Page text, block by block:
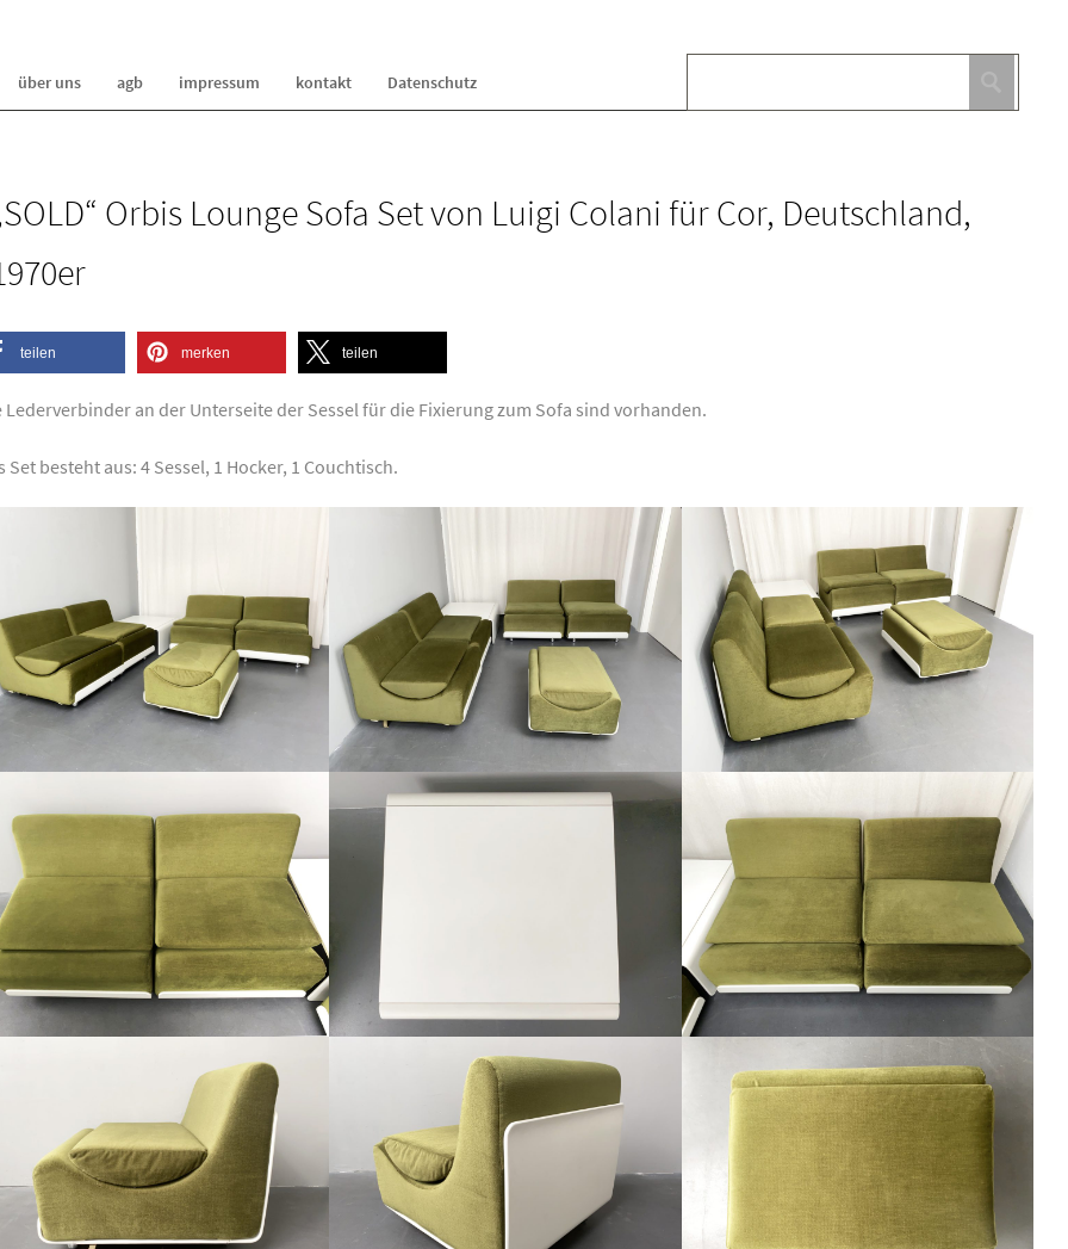
über uns agb impressum kontakt Datenschutz
Orbis Lounge Sofa Set von Luigi Colani für Cor, Deutschland,
teilen merken teilen
Lederverbinder an der Unterseite der Sessel für die Fixierung zum Sofa sind vorhanden.
Set besteht aus: 4 Sessel, 1 Hocker, 1 Couchtisch.